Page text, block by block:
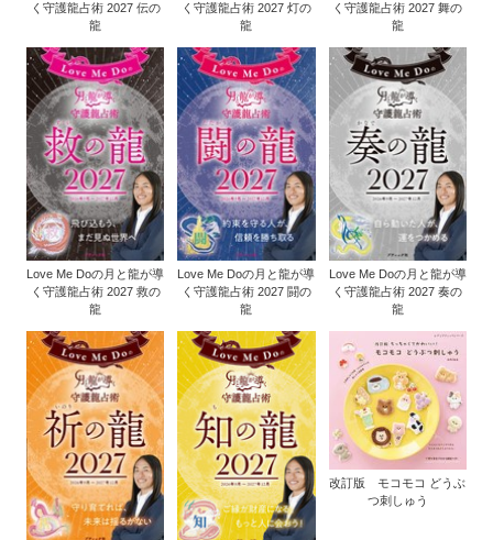
く守護龍占術 2027 伝の
龍
く守護龍占術 2027 灯の
龍
く守護龍占術 2027 舞の
龍
Love Me Doの月と龍が導
く守護龍占術 2027 救の
龍
Love Me Doの月と龍が導
く守護龍占術 2027 闘の
龍
Love Me Doの月と龍が導
く守護龍占術 2027 奏の
龍
改訂版 モコモコ どうぶ
つ刺しゅう